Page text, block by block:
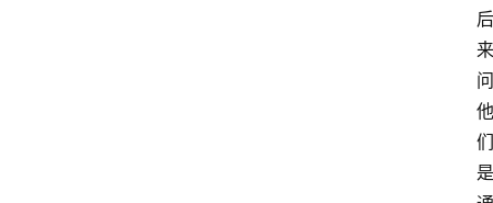
后
来
问
他
们
是